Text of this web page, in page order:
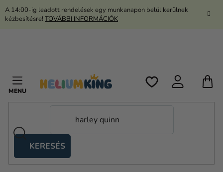
Ugrás
A 14:00-ig leadott rendelések egy munkanapon belül kerülnek
kézbesítésre! TOVÁBBI INFORMÁCIÓK
KERESÉS
sátrak